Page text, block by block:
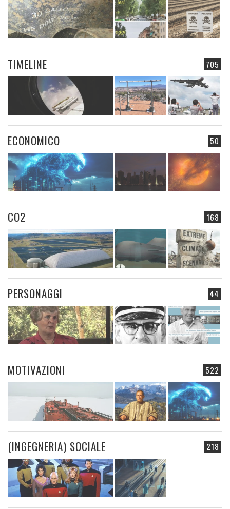
705
TIMELINE
50
ECONOMICO
168
CO2
44
PERSONAGGI
522
MOTIVAZIONI
218
(INGEGNERIA) SOCIALE